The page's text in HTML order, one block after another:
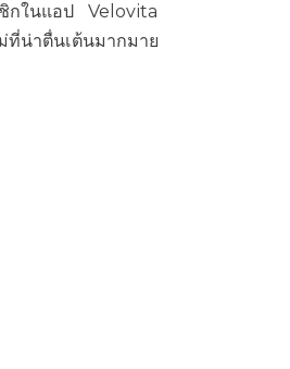
กในแอป Velovita
ที่น่าตื่นเต้นมากมาย